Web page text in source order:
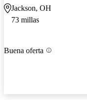
Jackson, OH
73 millas
Buena oferta